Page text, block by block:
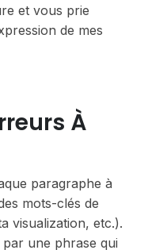
et vous prie
de mes
À
paragraphe à
mots-clés de
visualization, etc.).
une phrase qui